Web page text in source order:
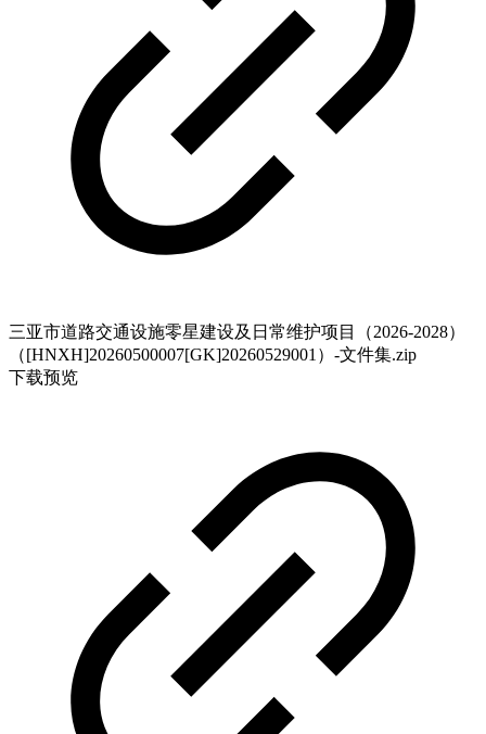
三亚市道路交通设施零星建设及日常维护项目（2026-2028）
（[HNXH]20260500007[GK]20260529001）-文件集.zip
下载预览